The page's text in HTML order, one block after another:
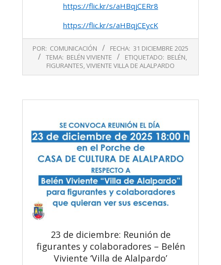
https://flic.kr/s/aHBqjCERr8
https://flic.kr/s/aHBqjCEycK
12-
POR: COMUNICACIÓN FECHA: 31 DICIEMBRE 2025
TEMA: BELÉN VIVIENTE ETIQUETADO: BELÉN,
FIGURANTES,VIVIENTE VILLA DE ALALPARDO
23 de diciembre: Reunión de
figurantes y colaboradores – Belén
Viviente ‘Villa de Alalpardo’